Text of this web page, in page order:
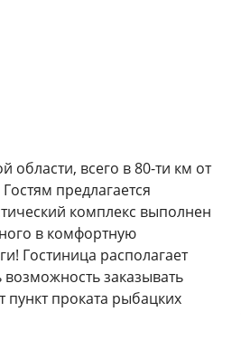
области, всего в 80-ти км от
предлагается
комплекс выполнен
в комфортную
Гостиница располагает
заказывать
пункт проката рыбацких